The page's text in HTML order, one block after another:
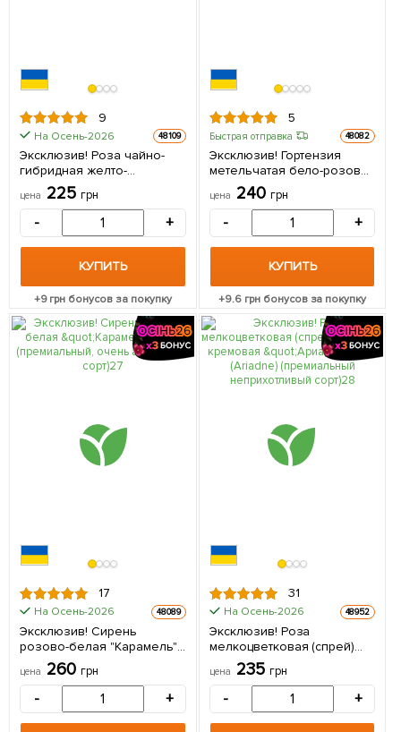
9
На Осень-2026 48109
Эксклюзив! Роза чайно-
гибридная желто-
коралловая "Танго"
(Tango) (саженец класса
АА+, премиальный сорт на
срезку) 1 шт в упаковке
цена 225 грн
- +
КУПИТЬ
+9грн бонусов за покупку
5
Быстрая отправка 48082
Эксклюзив! Гортензия
метельчатая бело-розовая
"Крылья феи"
(премиальный, пышно
цветущий сорт) 1 саженец в
упаковке
цена 240 грн
- +
КУПИТЬ
+9.6грн бонусов за покупку
17
На Осень-2026 48089
Эксклюзив! Сирень
розово-белая "Карамель"
(премиальный, очень
ароматный сорт) 1 саженец
цена 260 грн
- +
31
На Осень-2026 48952
Эксклюзив! Роза
мелкоцветковая (спрей)
нежного кремовая
"Ариадна" (Ariadne)
(премиальный
неприхотливый сорт) 1
саженец в упаковке
цена 235 грн
- +